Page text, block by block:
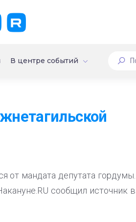
В центре событий
от мандата депутата гордумы.
сообщил источник в